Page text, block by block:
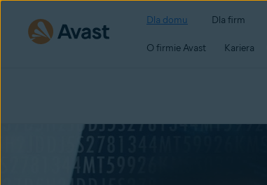
Dla domu Dla firm
O firmie Avast Kariera